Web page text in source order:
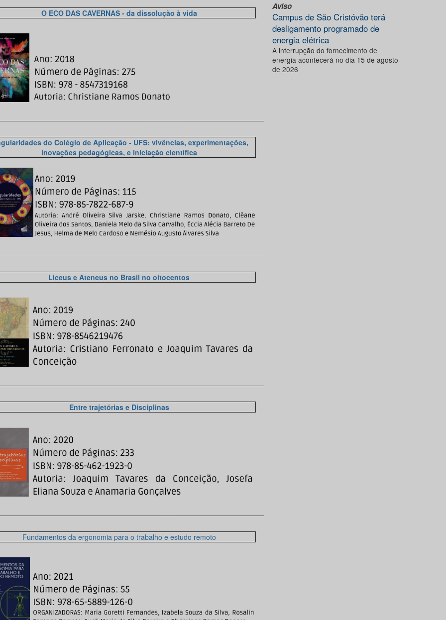
O ECO DAS CAVERNAS - da dissolução à vida
do Colégio de Aplicação - UFS: vivências, experimentações,
inovações pedagógicas, e iniciação científica
Liceus e Ateneus no Brasil no oitocentos
Entre trajetórias e Disciplinas
Fundamentos da ergonomia para o trabalho e estudo remoto
Aviso
Campus de São Cristóvão terá
desligamento programado de
energia elétrica
A interrupção do fornecimento de
energia acontecerá no dia 15 de agosto
de 2026